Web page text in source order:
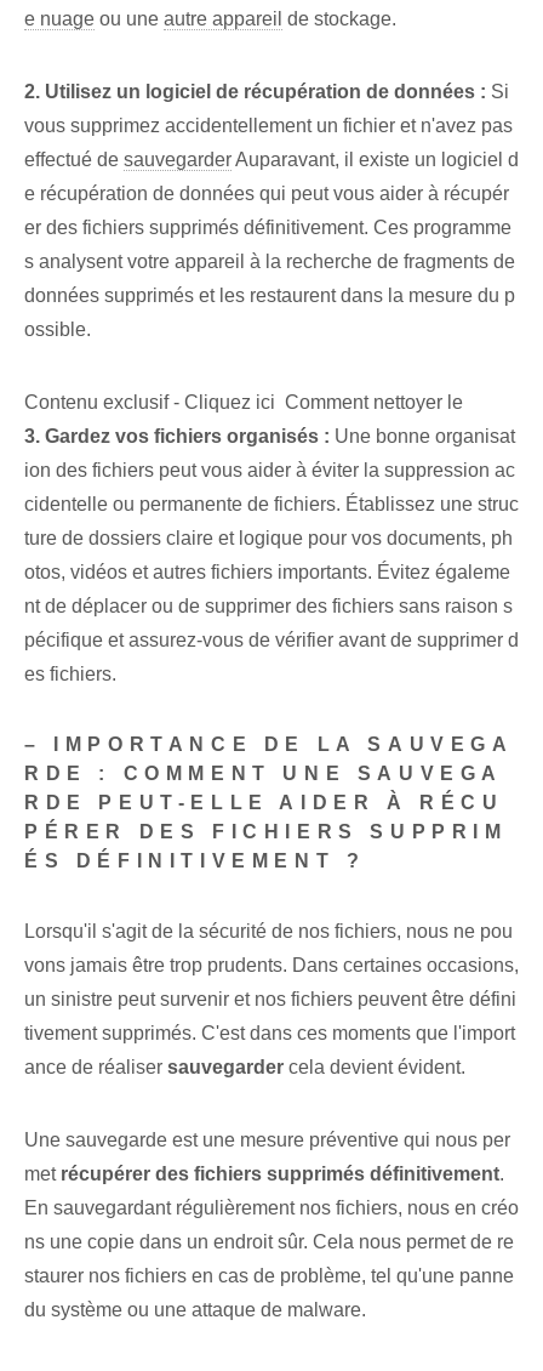
e nuage ou une autre appareil de stockage.
2. Utilisez un logiciel de récupération de données : Si
vous supprimez accidentellement un fichier et n'avez pas
effectué de sauvegarderAuparavant, il existe un logiciel d
e récupération de données qui peut vous aider à récupér
er des fichiers supprimés définitivement. Ces programme
s analysent votre appareil à la recherche de fragments de
données supprimés et les restaurent dans la mesure du p
ossible.
Contenu exclusif - Cliquez ici Comment nettoyer le
3. Gardez vos fichiers organisés : Une bonne organisat
ion des fichiers peut vous aider à éviter la suppression ac
cidentelle ou permanente de fichiers. Établissez une struc
ture de dossiers claire et logique pour vos documents, ph
otos, vidéos et autres fichiers importants. Évitez égaleme
nt de déplacer ou de supprimer des fichiers sans raison s
pécifique et assurez-vous de vérifier avant de supprimer d
es fichiers.
– IMPORTANCE DE LA SAUVEGA
RDE : COMMENT UNE SAUVEGA
RDE PEUT-ELLE AIDER À RÉCU
PÉRER DES FICHIERS SUPPRIM
ÉS DÉFINITIVEMENT ?
Lorsqu'il s'agit de la sécurité de nos fichiers, nous ne pou
vons jamais être trop prudents. Dans certaines occasions,
un sinistre peut survenir et nos fichiers peuvent être défini
tivement supprimés. C'est dans ces moments que l'import
ance de réaliser sauvegarder cela devient évident.
Une sauvegarde est une mesure préventive qui nous per
met récupérer des fichiers supprimés définitivement.
En sauvegardant régulièrement nos fichiers, nous en créo
ns une copie dans un endroit sûr. Cela nous permet de re
staurer nos fichiers en cas de problème, tel qu'une panne
du système ou une attaque de malware.